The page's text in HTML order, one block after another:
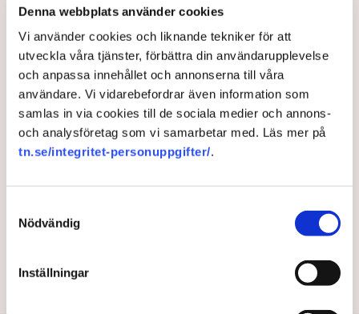
Denna webbplats använder cookies
Vi använder cookies och liknande tekniker för att
utveckla våra tjänster, förbättra din användarupplevelse
och anpassa innehållet och annonserna till våra
användare. Vi vidarebefordrar även information som
samlas in via cookies till de sociala medier och annons-
och analysföretag som vi samarbetar med. Läs mer på
tn.se/integritet-personuppgifter/.
Nödvändig
Inställningar
"In i kaklet" om
Sverige och Danmark går skilda vägar i kampen om
minimilönerna i EU – trots att båda har samma mål.
4 years ago |